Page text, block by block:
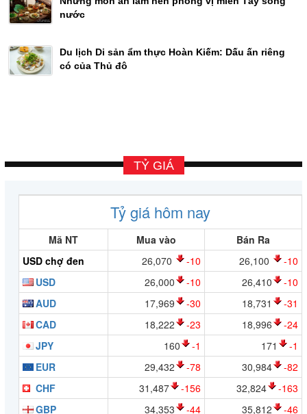
nước
Du lịch Di sản ẩm thực Hoàn Kiếm: Dấu ấn riêng
có của Thủ đô
TỶ GIÁ